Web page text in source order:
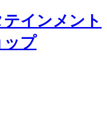
インメント
ップ